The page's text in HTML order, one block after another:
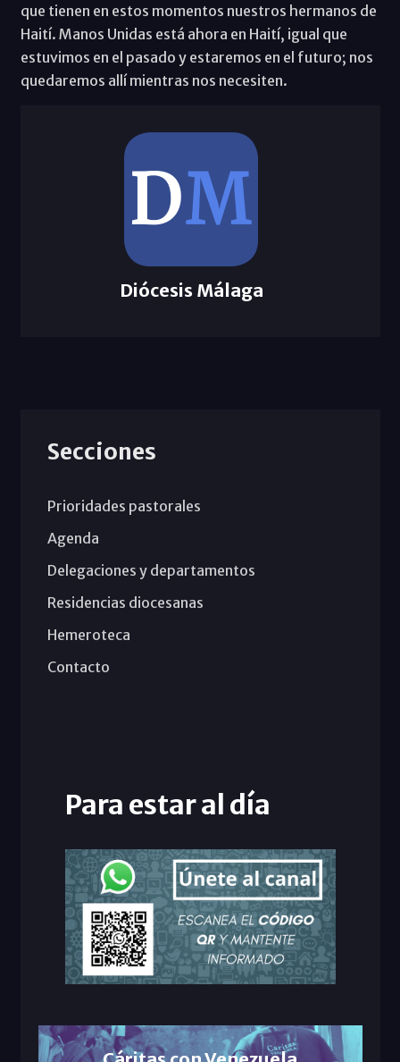
que tienen en estos momentos nuestros hermanos de
Haití. Manos Unidas está ahora en Haití, igual que
estuvimos en el pasado y estaremos en el futuro; nos
quedaremos allí mientras nos necesiten.
Diócesis Málaga
Secciones
Prioridades pastorales
Agenda
Delegaciones y departamentos
Residencias diocesanas
Hemeroteca
Contacto
Para estar al día